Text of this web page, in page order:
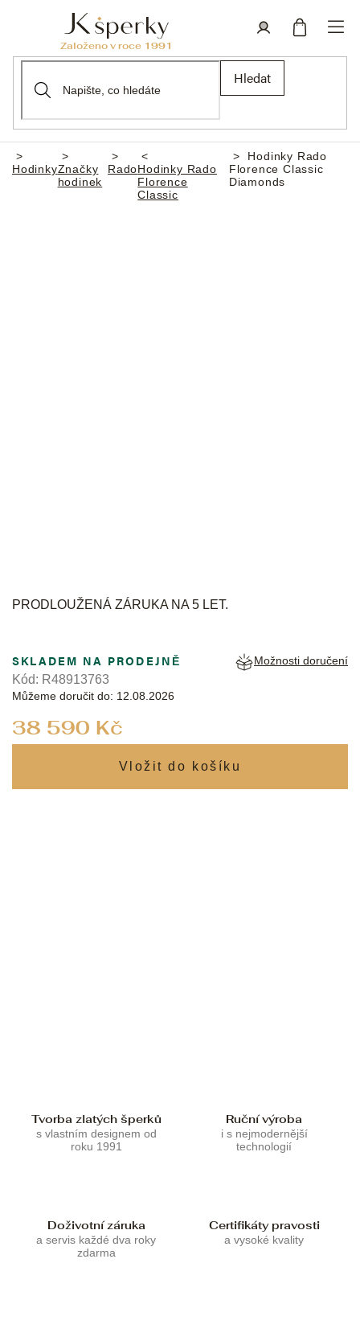
Hledat
Domů
HodinkyZnačky
hodinek
RadoHodinky Rado
Florence
Classic
Hodinky Rado
Florence Classic
Diamonds
PRODLOUŽENÁ ZÁRUKA NA 5 LET.
38 590 Kč
SKLADEM NA PRODEJNĚ
Můžeme doručit do: 12.08.2026
Možnosti doručení
Kód: R48913763
Tvorba zlatých šperků
s vlastním designem od
roku 1991
Ruční výroba
i s nejmodernější
technologií
Doživotní záruka
a servis každé dva roky
zdarma
Certifikáty pravosti
a vysoké kvality